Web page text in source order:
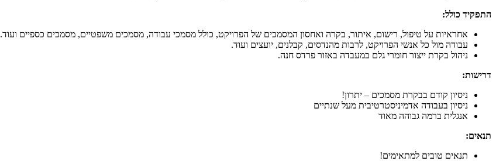
התפקיד כולל:
אחראיות על טיפול, רישום, איתור, בקרה ואחסון המסמכים של הפרויקט, כולל מסמכי עבודה, מסמכים משפטיים, מסמכים כספיים ועוד.
עבודה מול כל אנשי הפרויקט, לרבות מהנדסים, קבלנים, יועצים ועוד.
ניהול בקרת ייצור חומרי גלם במעבדה באזור פרדס חנה.
דרישות:
ניסיון קודם בבקרת מסמכים – יתרון!
ניסיון בעבודה אדמיניסטרטיבית מעל שנתיים
אנגלית ברמה גבוהה מאוד
תנאים:
תנאים טובים למתאימים!